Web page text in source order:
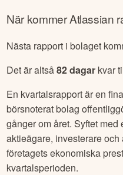
När kommerAtlassian
Nästa rapport i bolaget
Det är altså82dagar kvar
En kvartalsrapport är en
börsnoterat bolag
gånger om året. Syftet
aktieägare, investerare
företagets ekonomiska
kvartalsperioden.